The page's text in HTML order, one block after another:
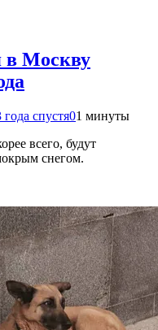
в Москву
года спустя01 минуты
всего, будут
снегом.